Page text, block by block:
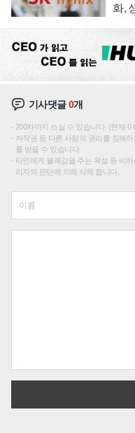
화,
기사댓글0개
200자까지 쓰실 수 있습니다. (현재 0
저작권 등 다른 사람의 권리를 침해
를 받을 수 있습니다.
타인에게 불쾌감을 주는 욕설 등 비
리자의 판단에 의해 삭제 합니다.